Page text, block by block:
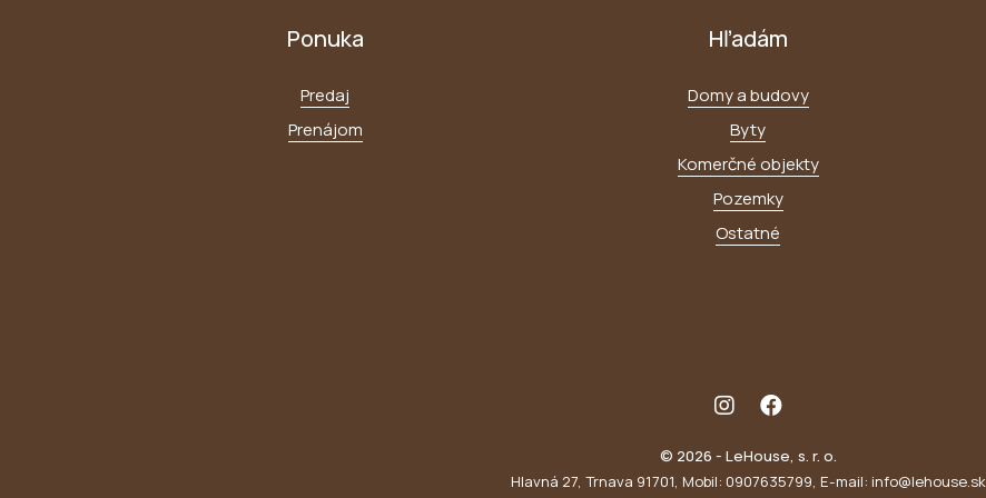
Ponuka
Predaj
Prenájom
Hľadám
Domy a budovy
Byty
Komerčné objekty
Pozemky
Ostatné
© 2026 - LeHouse, s. r. o.
Hlavná 27, Trnava 91701, Mobil: 0907635799, E-mail: info@lehouse.sk